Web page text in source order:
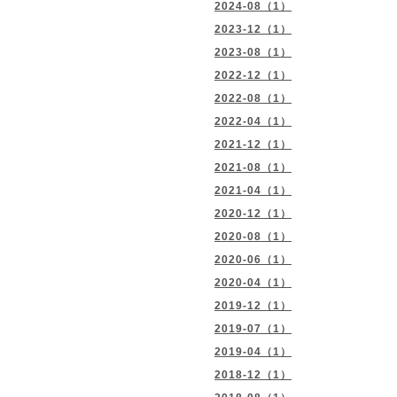
2024-08（1）
2023-12（1）
2023-08（1）
2022-12（1）
2022-08（1）
2022-04（1）
2021-12（1）
2021-08（1）
2021-04（1）
2020-12（1）
2020-08（1）
2020-06（1）
2020-04（1）
2019-12（1）
2019-07（1）
2019-04（1）
2018-12（1）